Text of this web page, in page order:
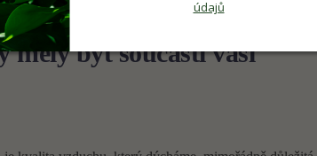
měly být součástí vaší
údajů